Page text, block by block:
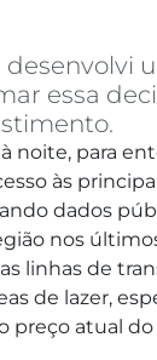
essa
noite, para
às
dados
nos
linhas de
de lazer,
preço atual